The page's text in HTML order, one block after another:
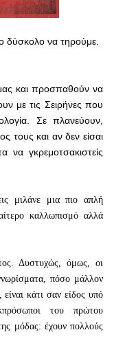
να τηρούμε.
και προσπαθούν να
με τις Σειρήνες που
Σε πλανεύουν,
τους και αν δεν είσαι
να γκρεμοτσακιστείς
μιλάνε μια πιο απλή
καλλωπισμό αλλά
Δυστυχώς, όμως, οι
πόσο μάλλον
κάτι σαν είδος υπό
του πρώτου
μόδας: έχουν πολλούς